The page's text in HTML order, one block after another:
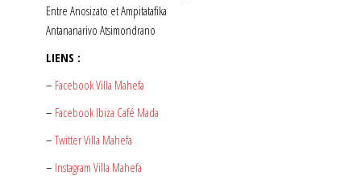
Entre Anosizato et Ampitatafika
Antananarivo Atsimondrano
LIENS :
– Facebook Villa Mahefa
– Facebook Ibiza Café Mada
– Twitter Villa Mahefa
– Instagram Villa Mahefa